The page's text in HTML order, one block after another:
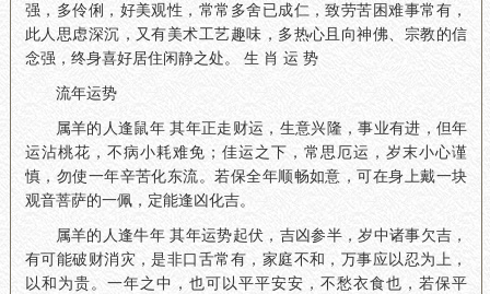
强，多伶俐，好美观性，常常多舍已成仁，致劳苦困难事常有，
此人思虑深沉，又有美术工艺趣味，多热心且向神佛、宗教的信
念强，终身喜好居住闲静之处。 生 肖 运 势
流年运势
属羊的人逢鼠年 其年正走财运，生意兴隆，事业有进，但年
运沾桃花，不病小耗难免；佳运之下，常思厄运，岁末小心谨
慎，勿使一年辛苦化东流。若保全年顺畅如意，可在身上戴一块
观音菩萨的一佩，定能逢凶化吉。
属羊的人逢牛年 其年运势起伏，吉凶参半，岁中诸事欠吉，
有可能破财消灾，是非口舌常有，家庭不和，万事应以忍为上，
以和为贵。一年之中，也可以平平安安，不愁衣食也，若保平